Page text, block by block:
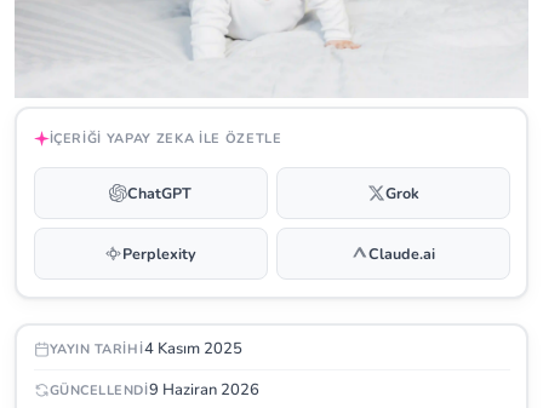
İÇERIĞI YAPAY ZEKA ILE ÖZETLE
ChatGPT Grok
Perplexity Claude.ai
YAYIN TARIHI4 Kasım 2025
GÜNCELLENDI9 Haziran 2026